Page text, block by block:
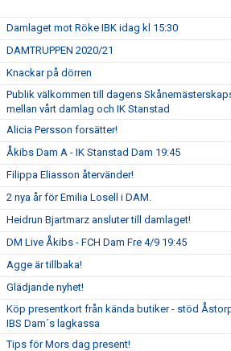
Damlaget mot Röke IBK idag kl 15:30
DAMTRUPPEN 2020/21
Knackar på dörren
Publik välkommen till dagens
mellan vårt damlag och IK Stanstad
Alicia Persson forsätter!
Åkibs Dam A - IK Stanstad Dam 19:45
Filippa Eliasson återvänder!
2 nya år för Emilia Losell i DAM.
Heidrun Bjartmarz ansluter till damlaget!
DM Live Åkibs - FCH Dam Fre 4/9 19:45
Agge är tillbaka!
Glädjande nyhet!
Köp presentkort från kända butiker - stöd
IBS Dam´s lagkassa
Tips för Mors dag present!